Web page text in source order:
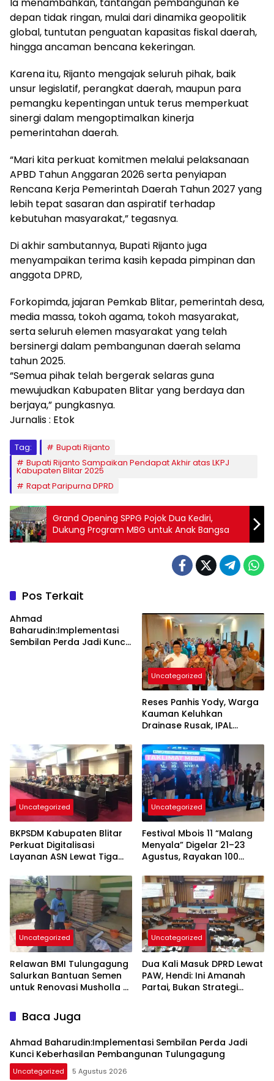
Ia menambahkan, tantangan pembangunan ke
depan tidak ringan, mulai dari dinamika geopolitik
global, tuntutan penguatan kapasitas fiskal daerah,
hingga ancaman bencana kekeringan.
Karena itu, Rijanto mengajak seluruh pihak, baik
unsur legislatif, perangkat daerah, maupun para
pemangku kepentingan untuk terus memperkuat
sinergi dalam mengoptimalkan kinerja
pemerintahan daerah.
“Mari kita perkuat komitmen melalui pelaksanaan
APBD Tahun Anggaran 2026 serta penyiapan
Rencana Kerja Pemerintah Daerah Tahun 2027 yang
lebih tepat sasaran dan aspiratif terhadap
kebutuhan masyarakat,” tegasnya.
Di akhir sambutannya, Bupati Rijanto juga
menyampaikan terima kasih kepada pimpinan dan
anggota DPRD,
Forkopimda, jajaran Pemkab Blitar, pemerintah desa,
media massa, tokoh agama, tokoh masyarakat,
serta seluruh elemen masyarakat yang telah
bersinergi dalam pembangunan daerah selama
tahun 2025.
“Semua pihak telah bergerak selaras guna
mewujudkan Kabupaten Blitar yang berdaya dan
berjaya,” pungkasnya.
Jurnalis : Etok
Tag:
Bupati Rijanto
Bupati Rijanto Sampaikan Pendapat Akhir atas LKPJ
Kabupaten Blitar 2025
Rapat Paripurna DPRD
Grand Opening SPPG Pojok Dua Kediri,
Dukung Program MBG untuk Anak Bangsa
Pos Terkait
Ahmad
Baharudin:Implementasi
Sembilan Perda Jadi Kunci
Uncategorized
Reses Panhis Yody, Warga
Kauman Keluhkan
Drainase Rusak, IPAL
Uncategorized
BKPSDM Kabupaten Blitar
Perkuat Digitalisasi
Layanan ASN Lewat Tiga
Uncategorized
Festival Mbois 11 “Malang
Menyala” Digelar 21–23
Agustus, Rayakan 100
dan Status UNESCO
Uncategorized
Relawan BMI Tulungagung
Salurkan Bantuan Semen
untuk Renovasi Musholla Al
Uncategorized
Dua Kali Masuk DPRD Lewat
PAW, Hendi: Ini Amanah
Partai, Bukan Strategi
Baca Juga
Ahmad Baharudin:Implementasi Sembilan Perda Jadi
Kunci Keberhasilan Pembangunan Tulungagung
Uncategorized 5 Agustus 2026